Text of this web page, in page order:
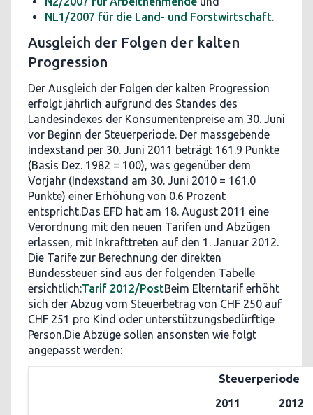
NL1/2007 für die Land- und Forstwirtschaft.
Ausgleich der Folgen der kalten
Progression
Der Ausgleich der Folgen der kalten Progression
erfolgt jährlich aufgrund des Standes des
Landesindexes der Konsumentenpreise am 30. Juni
vor Beginn der Steuerperiode. Der massgebende
Indexstand per 30. Juni 2011 beträgt 161.9 Punkte
(Basis Dez. 1982 = 100), was gegenüber dem
Vorjahr (Indexstand am 30. Juni 2010 = 161.0
Punkte) einer Erhöhung von 0.6 Prozent
entspricht.Das EFD hat am 18. August 2011 eine
Verordnung mit den neuen Tarifen und Abzügen
erlassen, mit Inkrafttreten auf den 1. Januar 2012.
Die Tarife zur Berechnung der direkten
Bundessteuer sind aus der folgenden Tabelle
ersichtlich:Tarif 2012/PostBeim Elterntarif erhöht
sich der Abzug vom Steuerbetrag von CHF 250 auf
CHF 251 pro Kind oder unterstützungsbedürftige
Person.Die Abzüge sollen ansonsten wie folgt
angepasst werden:
Steuerperiode
2011
2012